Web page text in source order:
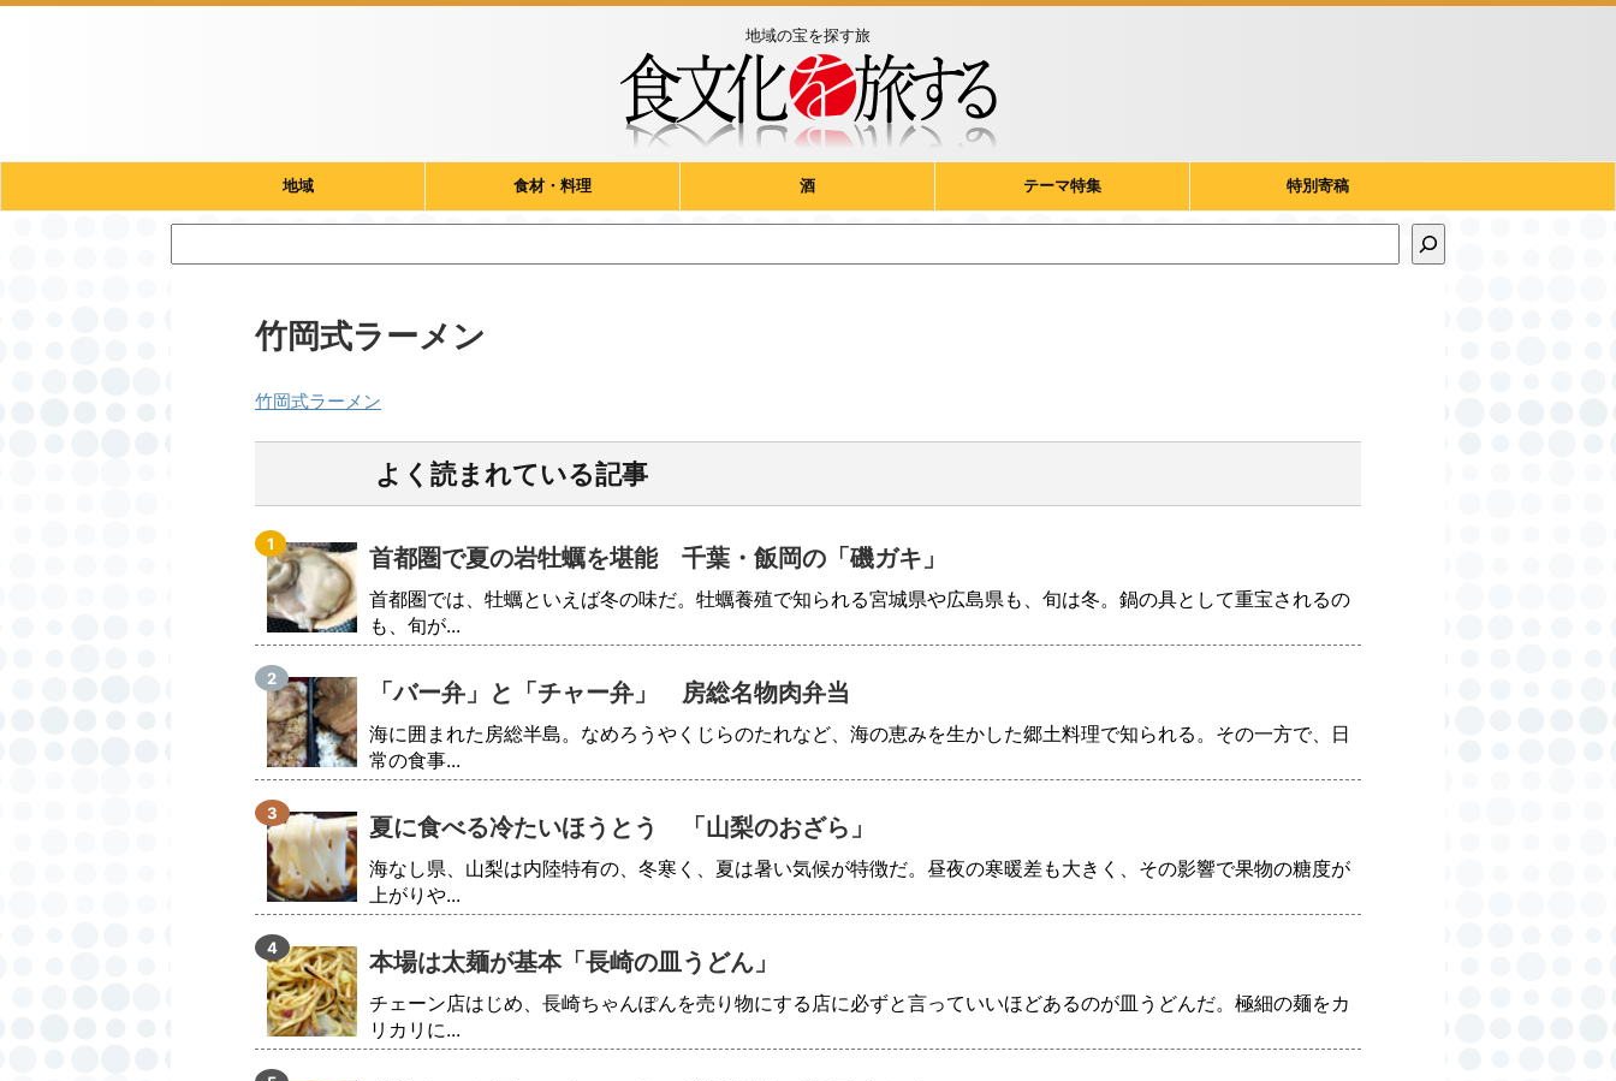
地域の宝を探す旅
地域 食材・料理 酒 テーマ特集 特別寄稿
竹岡式ラーメン
竹岡式ラーメン
よく読まれている記事
首都圏で夏の岩牡蠣を堪能 千葉・飯岡の「磯ガキ」
首都圏では、牡蠣といえば冬の味だ。牡蠣養殖で知られる宮城県や広島県も、旬は冬。鍋の具として重宝されるの
も、旬が...
「バー弁」と「チャー弁」 房総名物肉弁当
海に囲まれた房総半島。なめろうやくじらのたれなど、海の恵みを生かした郷土料理で知られる。その一方で、日
常の食事...
夏に食べる冷たいほうとう 「山梨のおざら」
海なし県、山梨は内陸特有の、冬寒く、夏は暑い気候が特徴だ。昼夜の寒暖差も大きく、その影響で果物の糖度が
上がりや...
本場は太麺が基本「長崎の皿うどん」
チェーン店はじめ、長崎ちゃんぽんを売り物にする店に必ずと言っていいほどあるのが皿うどんだ。極細の麺をカ
リカリに...